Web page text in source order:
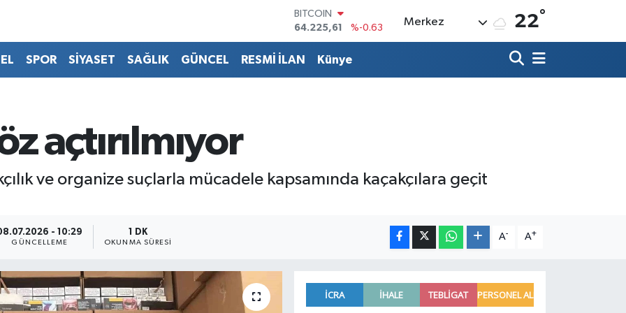
BITCOIN
64.225,61
%-0.63
DOLAR
47,7143
%0.16
Merkez 22°
SPOR SİYASET SAĞLIK GÜNCEL RESMİ İLAN Künye
açtırılmıyor
ve organize suçlarla mücadele kapsamında kaçakçılara geçit
- 10:29
GÜNCELLEME
1 DK
OKUNMA SÜRESI
A- A+